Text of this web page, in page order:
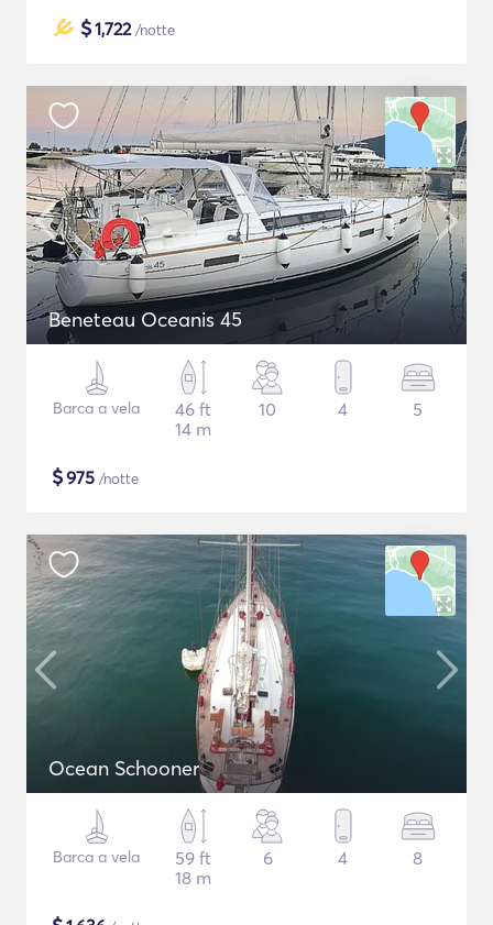
$1,722/notte
Beneteau Oceanis 45
Barca a vela
46 ft
14 m
10 4 5
$975 /notte
Ocean Schooner
Barca a vela
59 ft
18 m
6 4 8